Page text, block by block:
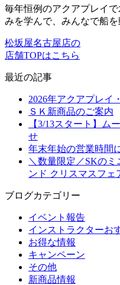
毎年恒例のアクアプレイ
みを学んで、みんなで船
松坂屋名古屋店の
店舗TOPはこちら
最近の記事
2026年アクアプレイ
ＳＫ新商品のご案内
【3/13スタート】ム
せ
年末年始の営業時間
＼数量限定／SKの
ンド クリスマスフェ
ブログカテゴリー
イベント報告
インストラクターお
お得な情報
キャンペーン
その他
新商品情報